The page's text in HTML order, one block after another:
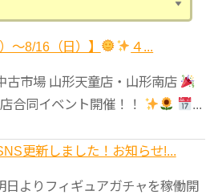
～8/16（日）】 ４...
古市場 山形天童店・山形南店
合同イベント開催！！
...
更新しました！お知らせ!...
日よりフィギュアガチャを稼働開